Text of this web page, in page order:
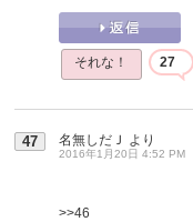
それな！ 27
47 名無しだＪ より
2016年1月20日 4:52 PM
>>46